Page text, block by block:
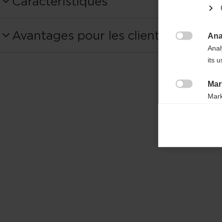
OZ50822
Avantages pour les clients
its